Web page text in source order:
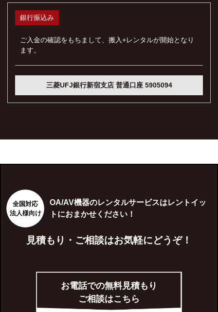
銀行振込み
ご入金の確認をもちまして、搬入+レンタルが開始となり
ます。
三菱UFJ銀行新宿支店 普通口座 5905094
全国対応
法人様向け
OA/AV機器のレンタルサービスはレントイッ
トにおまかせください！
見積もり・ご相談はお気軽にどうぞ！
お電話での無料見積もり
ご相談はこちら